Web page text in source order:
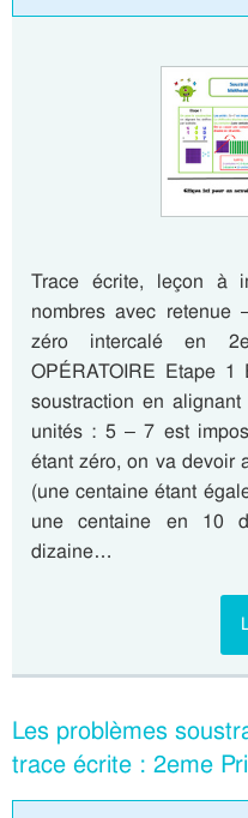
Trace écrite, leçon à
nombres avec retenue
zéro intercalé en
OPÉRATOIRE Etape
soustraction en
unités : 5 – 7 est
étant zéro, on va devoir
(une centaine étant
une centaine en 10
dizaine…
Les problèmes
trace écrite : 2eme